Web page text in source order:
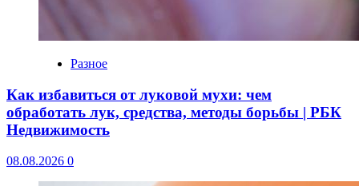
Разное
Как избавиться от луковой мухи: чем
обработать лук, средства, методы борьбы | РБК
Недвижимость
08.08.2026 0